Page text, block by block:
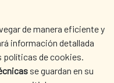
de manera eficiente y
información detallada
políticas de cookies.
se guardan en su